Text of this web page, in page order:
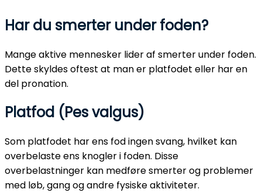
Har du smerter under foden?
Mange aktive mennesker lider af smerter under foden.
Dette skyldes oftest at man er platfodet eller har en
del pronation.
Platfod (Pes valgus)
Som platfodet har ens fod ingen svang, hvilket kan
overbelaste ens knogler i foden. Disse
overbelastninger kan medføre smerter og problemer
med løb, gang og andre fysiske aktiviteter.